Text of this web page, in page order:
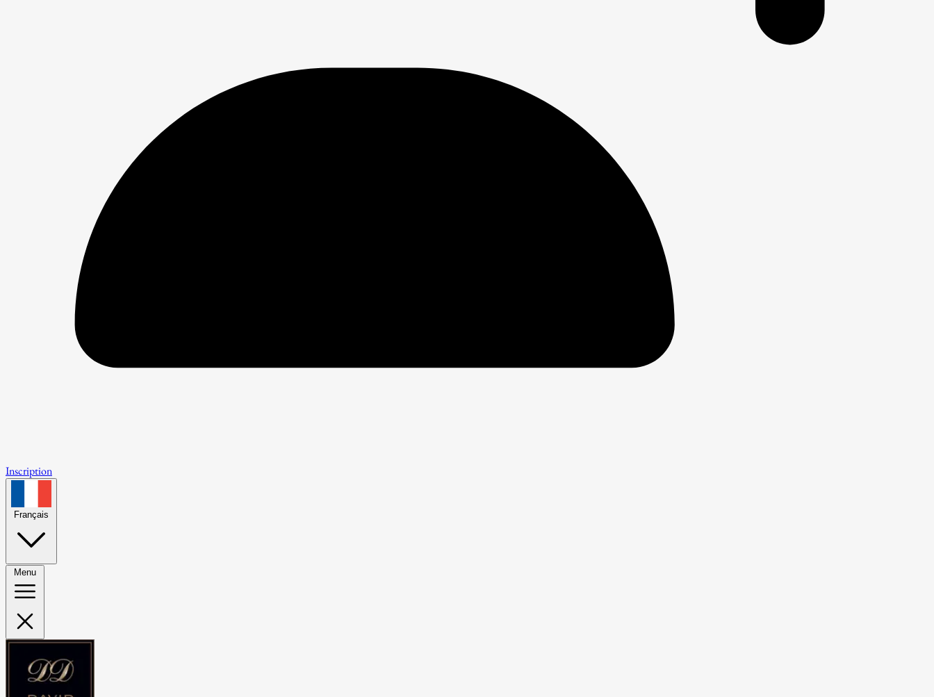
Inscription
Français
Menu